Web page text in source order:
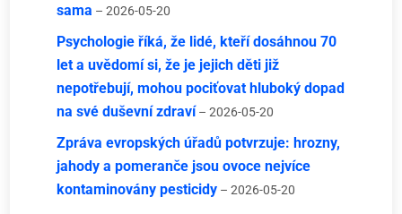
sama – 2026-05-20
Psychologie říká, že lidé, kteří dosáhnou 70
let a uvědomí si, že je jejich děti již
nepotřebují, mohou pociťovat hluboký dopad
na své duševní zdraví – 2026-05-20
Zpráva evropských úřadů potvrzuje: hrozny,
jahody a pomeranče jsou ovoce nejvíce
kontaminovány pesticidy – 2026-05-20